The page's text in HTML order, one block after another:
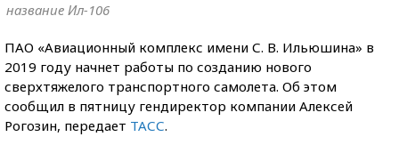
название Ил-106
ПАО «Авиационный комплекс имени С. В. Ильюшина» в
2019 году начнет работы по созданию нового
сверхтяжелого транспортного самолета. Об этом
сообщил в пятницу гендиректор компании Алексей
Рогозин, передает ТАСС.